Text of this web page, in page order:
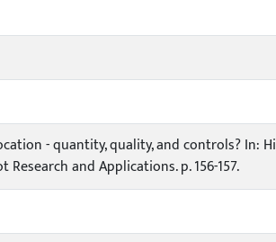
- quantity, quality, and controls? In:
Research and Applications. p. 156-157.